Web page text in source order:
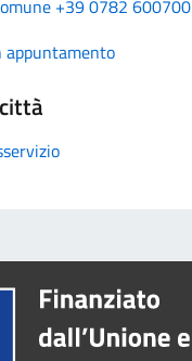
+39 0782 600700
appuntamento